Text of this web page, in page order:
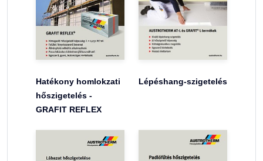
Hatékony homlokzati
hőszigetelés -
GRAFIT REFLEX
Lépéshang-szigetelés